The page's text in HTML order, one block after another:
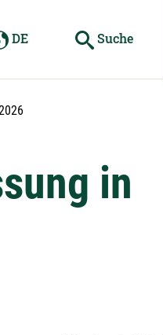
DE Suche
in